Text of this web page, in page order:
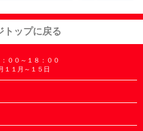
トップに戻る
００～１８：００
１１月～１５日